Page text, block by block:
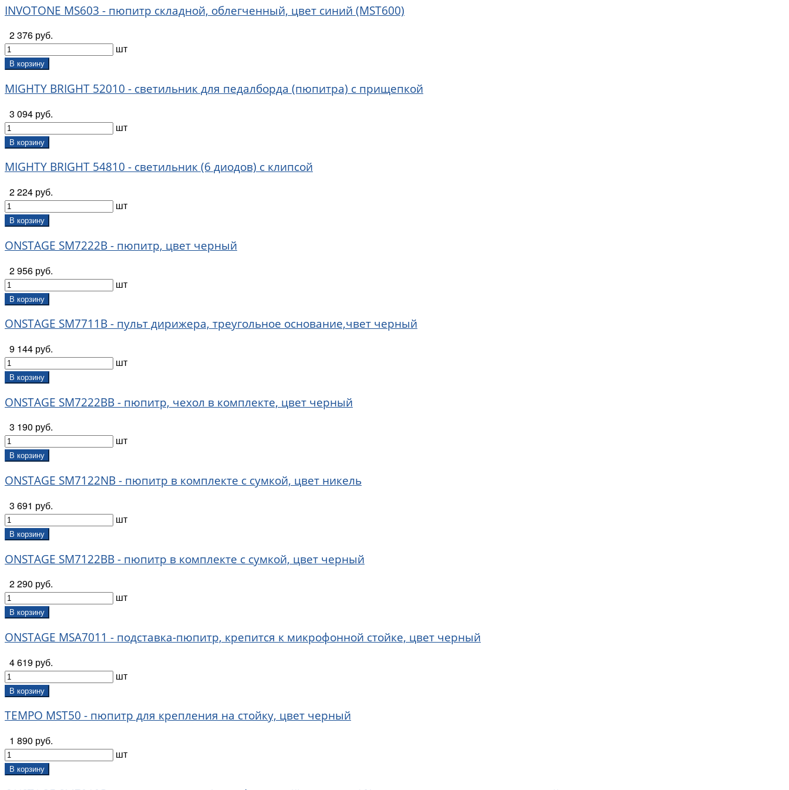
INVOTONE MS603 - пюпитр складной, облегченный, цвет синий (MST600)
2 376 руб.
шт
В корзину
MIGHTY BRIGHT 52010 - светильник для педалборда (пюпитра) с прищепкой
3 094 руб.
шт
В корзину
MIGHTY BRIGHT 54810 - светильник (6 диодов) с клипсой
2 224 руб.
шт
В корзину
ONSTAGE SM7222B - пюпитр, цвет черный
2 956 руб.
шт
В корзину
ONSTAGE SM7711B - пульт дирижера, треугольное основание,чвет черный
9 144 руб.
шт
В корзину
ONSTAGE SM7222BB - пюпитр, чехол в комплекте, цвет черный
3 190 руб.
шт
В корзину
ONSTAGE SM7122NB - пюпитр в комплекте с сумкой, цвет никель
3 691 руб.
шт
В корзину
ONSTAGE SM7122BB - пюпитр в комплекте с сумкой, цвет черный
2 290 руб.
шт
В корзину
ONSTAGE MSA7011 - подставка-пюпитр, крепится к микрофонной стойке, цвет черный
4 619 руб.
шт
В корзину
TEMPO MST50 - пюпитр для крепления на стойку, цвет черный
1 890 руб.
шт
В корзину